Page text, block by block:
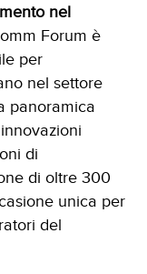
nel
Forum è
per
nel settore
panoramica
di
di oltre 300
unica per
del